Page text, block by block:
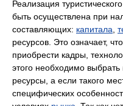
Реализация
быть осуществлена при
составляющих: капитала,
ресурсов. Это означает,
приобрести кадры,
этого необходимо
ресурсы, а если такого
специфических